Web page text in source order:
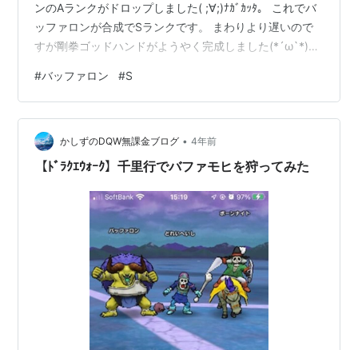
ンのAランクがドロップしました( ;∀;)ﾅｶﾞｶｯﾀ。 これでバ
ッファロンが合成でSランクです。 まわりより遅いので
すが剛拳ゴッドハンドがようやく完成しました(*´ω`*)ﾏﾝ
た。モヒカント・バッファロン共に後1個ずつSが欲しい
のですが、とりあえず一旦休憩して踊る宝石千里行に変
更したいと思います( ;∀;)ﾅｶﾞｶｯﾀﾜｰ。 以上、やっときたバ
ッファロンでした。
#バッファロン #S
かしずのDQW無課金ブログ • 4年前
【ﾄﾞﾗｸｴｳｫｰｸ】千里行でバファモヒを狩ってみた